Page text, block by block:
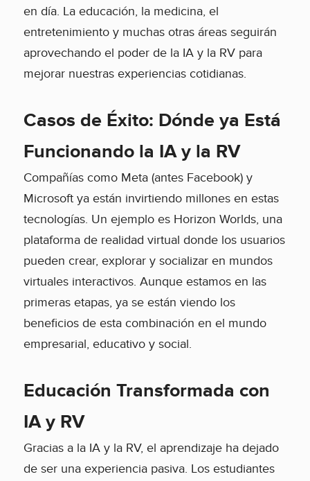
en día. La educación, la medicina, el
entretenimiento y muchas otras áreas seguirán
aprovechando el poder de la IA y la RV para
mejorar nuestras experiencias cotidianas.
Casos de Éxito: Dónde ya Está
Funcionando la IA y la RV
Compañías como Meta (antes Facebook) y
Microsoft ya están invirtiendo millones en estas
tecnologías. Un ejemplo es Horizon Worlds, una
plataforma de realidad virtual donde los usuarios
pueden crear, explorar y socializar en mundos
virtuales interactivos. Aunque estamos en las
primeras etapas, ya se están viendo los
beneficios de esta combinación en el mundo
empresarial, educativo y social.
Educación Transformada con
IA y RV
Gracias a la IA y la RV, el aprendizaje ha dejado
de ser una experiencia pasiva. Los estudiantes